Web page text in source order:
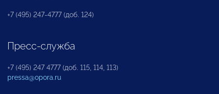
+7 (495) 247-4777 (доб. 124)
Пресс-служба
+7 (495) 247 4777 (доб. 115, 114, 113)
pressa@opora.ru